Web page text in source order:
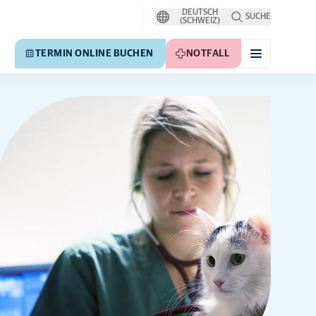
DEUTSCH
(SCHWEIZ)
SUCHE
TERMIN ONLINE BUCHEN NOTFALL